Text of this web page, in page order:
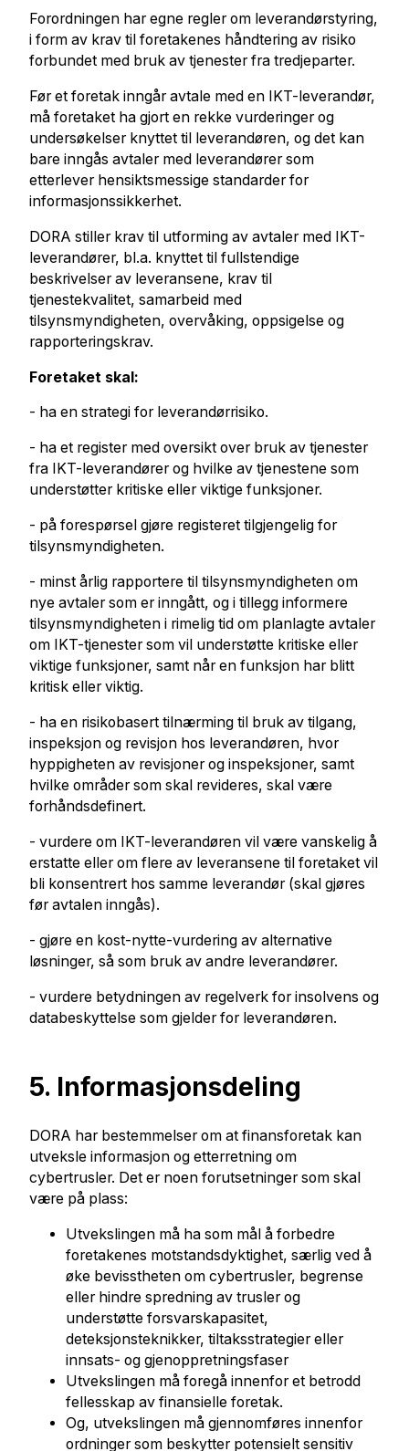
Forordningen har egne regler om leverandørstyring,
i form av krav til foretakenes håndtering av risiko
forbundet med bruk av tjenester fra tredjeparter.
Før et foretak inngår avtale med en IKT-leverandør,
må foretaket ha gjort en rekke vurderinger og
undersøkelser knyttet til leverandøren, og det kan
bare inngås avtaler med leverandører som
etterlever hensiktsmessige standarder for
informasjonssikkerhet.
DORA stiller krav til utforming av avtaler med IKT-
leverandører, bl.a. knyttet til fullstendige
beskrivelser av leveransene, krav til
tjenestekvalitet, samarbeid med
tilsynsmyndigheten, overvåking, oppsigelse og
rapporteringskrav.
Foretaket skal:
- ha en strategi for leverandørrisiko.
- ha et register med oversikt over bruk av tjenester
fra IKT-leverandører og hvilke av tjenestene som
understøtter kritiske eller viktige funksjoner.
- på forespørsel gjøre registeret tilgjengelig for
tilsynsmyndigheten.
- minst årlig rapportere til tilsynsmyndigheten om
nye avtaler som er inngått, og i tillegg informere
tilsynsmyndigheten i rimelig tid om planlagte avtaler
om IKT-tjenester som vil understøtte kritiske eller
viktige funksjoner, samt når en funksjon har blitt
kritisk eller viktig.
- ha en risikobasert tilnærming til bruk av tilgang,
inspeksjon og revisjon hos leverandøren, hvor
hyppigheten av revisjoner og inspeksjoner, samt
hvilke områder som skal revideres, skal være
forhåndsdefinert.
- vurdere om IKT-leverandøren vil være vanskelig å
erstatte eller om flere av leveransene til foretaket vil
bli konsentrert hos samme leverandør (skal gjøres
før avtalen inngås).
- gjøre en kost-nytte-vurdering av alternative
løsninger, så som bruk av andre leverandører.
- vurdere betydningen av regelverk for insolvens og
databeskyttelse som gjelder for leverandøren.
5. Informasjonsdeling
DORA har bestemmelser om at finansforetak kan
utveksle informasjon og etterretning om
cybertrusler. Det er noen forutsetninger som skal
være på plass:
Utvekslingen må ha som mål å forbedre
foretakenes motstandsdyktighet, særlig ved å
øke bevisstheten om cybertrusler, begrense
eller hindre spredning av trusler og
understøtte forsvarskapasitet,
deteksjonsteknikker, tiltaksstrategier eller
innsats- og gjenoppretningsfaser
Utvekslingen må foregå innenfor et betrodd
fellesskap av finansielle foretak.
Og, utvekslingen må gjennomføres innenfor
ordninger som beskytter potensielt sensitiv